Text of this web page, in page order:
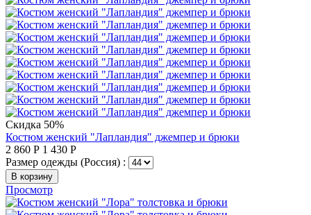
Скидка 50%
Костюм женский "Лапландия" джемпер и брюки
2 860 Р 1 430 Р
Размер одежды (Россия) :
В корзину
Просмотр